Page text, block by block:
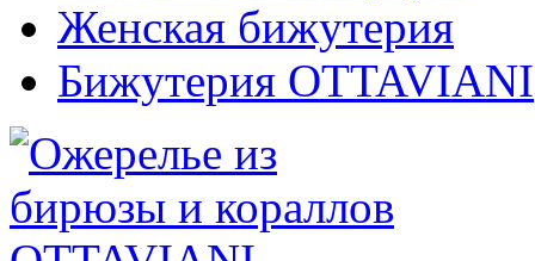
Женская бижутерия
Бижутерия OTTAVIANI